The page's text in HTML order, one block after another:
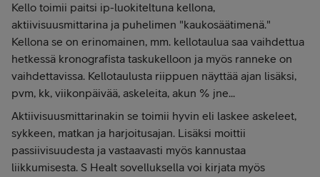
Kello toimii paitsi ip-luokiteltuna kellona,
aktiivisuusmittarina ja puhelimen "kaukosäätimenä."
Kellona se on erinomainen, mm. kellotaulua saa vaihdettua
hetkessä kronografista taskukelloon ja myös ranneke on
vaihdettavissa. Kellotaulusta riippuen näyttää ajan lisäksi,
pvm, kk, viikonpäivää, askeleita, akun % jne...
Aktiivisuusmittarinakin se toimii hyvin eli laskee askeleet,
sykkeen, matkan ja harjoitusajan. Lisäksi moittii
passiivisuudesta ja vastaavasti myös kannustaa
liikkumisesta. S Healt sovelluksella voi kirjata myös